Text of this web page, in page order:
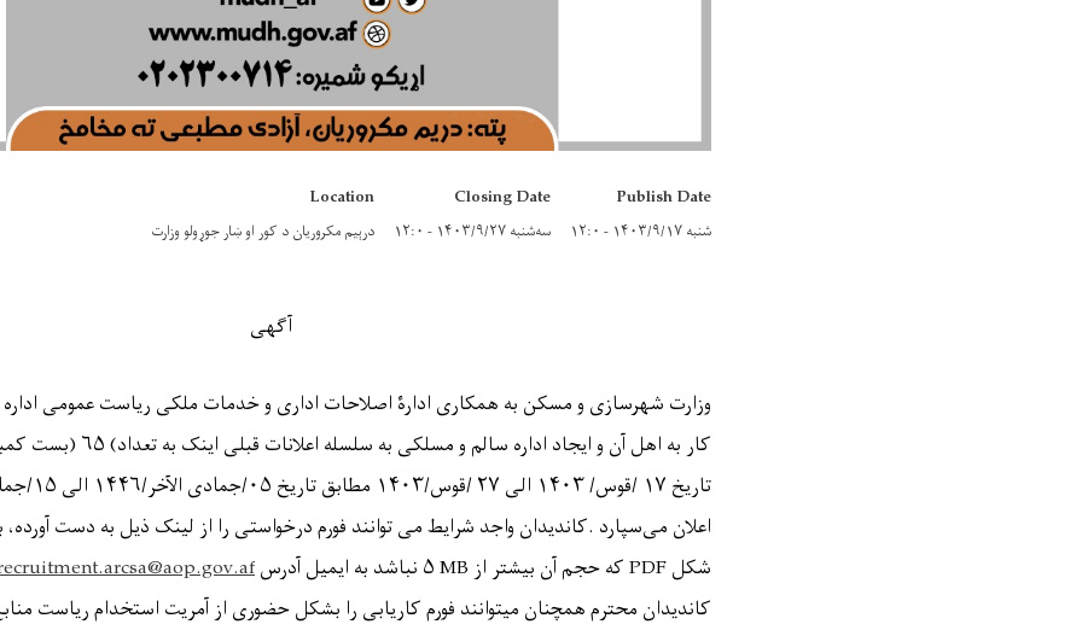
Publish Date
شنبه ۱۴۰۳/۹/۱۷ - ۱۲:۰
Closing Date
سه‌شنبه ۱۴۰۳/۹/۲۷ - ۱۲:۰
Location
درېیم مکروریان د کور او ښار جوړولو وزارت
آگهی
وزارت شهرسازی و مسکن به همکاری ادارۀ اصلاحات اداری و خدمات ملکی ریاست عمومی اداره
کار به اهل آن و ایجاد اداره سالم و مسلکی به سلسله اعلانات قبلی اینک به تعداد(۶۵ )بست
تاریخ ۱۷ /قوس/۱۴۰۳ الی ۲۷/قوس/۱۴۰۳ مطابق تاریخ ۰۵/ جمادی الآخر/۱۴۴۶ الی ۱۵/
اعلان می‌سپارد .کاندیدان واجد شرایط می توانند فورم درخواستی را از لینک ذیل به دست آورده،
شکلPDFکه حجم آن بیشتر ازMB۵ نباشد به ایمیل آدرس
کاندیدان محترم همچنان میتوانند فورم کاریابی را بشکل حضوری از آمریت استخدام ریاست